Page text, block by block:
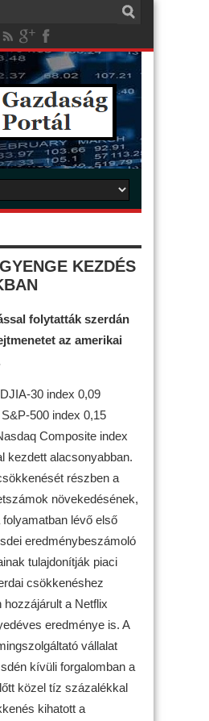
KEZDÉS
folytatták szerdán
az amerikai
30 index 0,09
500 index 0,15
Composite index
kezdett alacsonyabban.
részben a
növekedésének,
lévő első
eredménybeszámoló
tulajdonítják piaci
csökkenéshez
hozzájárult a Netflix
eredménye is. A
vállalat
kívüli forgalomban a
közel tíz százalékkal
kihatott a